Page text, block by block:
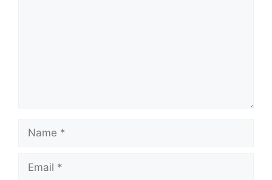
Name
Email